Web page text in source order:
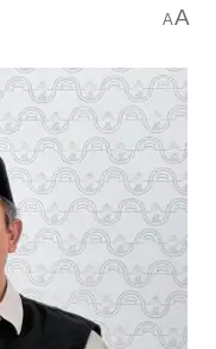
AA